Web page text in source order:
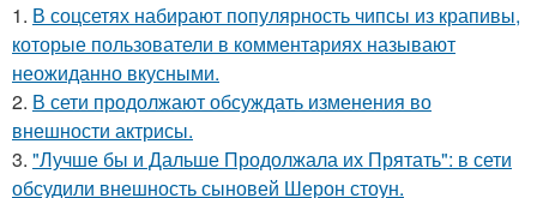
1. В соцсетях набирают популярность чипсы из крапивы,
которые пользователи в комментариях называют
неожиданно вкусными.
2. В сети продолжают обсуждать изменения во
внешности актрисы.
3. "Лучше бы и Дальше Продолжала их Прятать": в сети
обсудили внешность сыновей Шерон стоун.